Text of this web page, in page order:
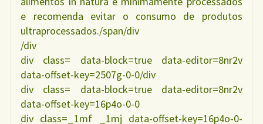
e recomenda evitar o consumo de produtos
ultraprocessados./span/div
/div
div class= data-block=true data-editor=8nr2v
data-offset-key=2507g-0-0/div
div class= data-block=true data-editor=8nr2v
data-offset-key=16p4o-0-0
div class=_1mf _1mj data-offset-key=16p4o-0-